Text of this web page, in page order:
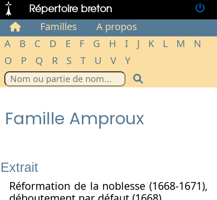
Répertoire breton
Familles
A propos
A
B C D E F G H I J K L M
N
O
P Q R S T U V Y
Famille Amproux
Extrait
Réformation de la noblesse (1668-1671),